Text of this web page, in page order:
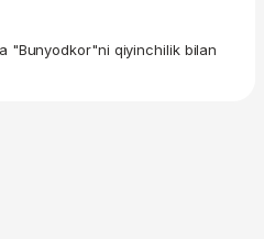
"Bunyodkor"ni qiyinchilik bilan